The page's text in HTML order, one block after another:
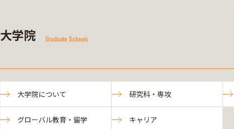
大学院 Graduate Schools
大学院について 研究科・専攻
グローバル教育・留学 キャリア